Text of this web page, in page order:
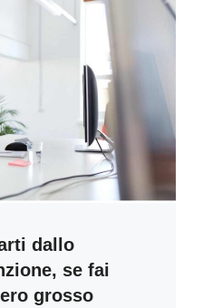
dallo
se fai
grosso